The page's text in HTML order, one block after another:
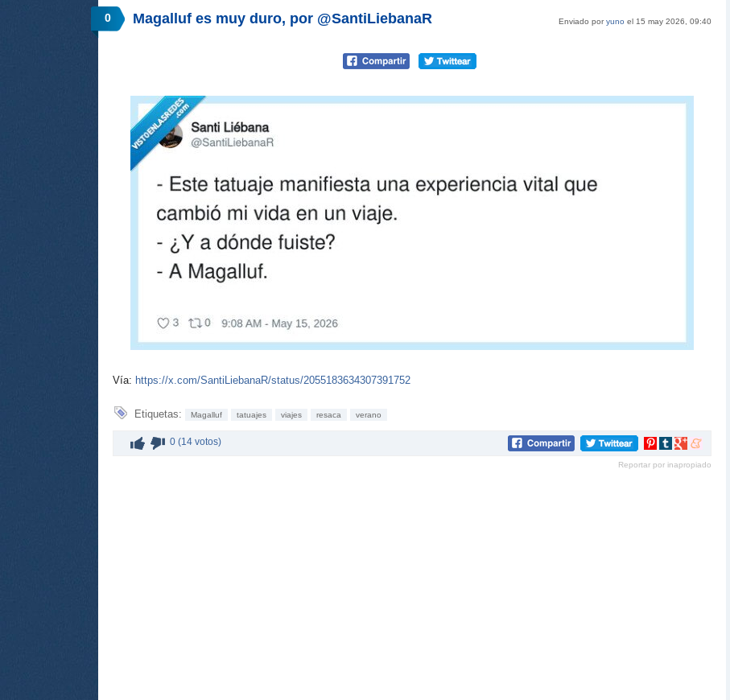
0 Enviado poryuno el 15 may 2026, 09:40
Magalluf es muy duro, por @SantiLiebanaR
Vía: https://x.com/SantiLiebanaR/status/2055183634307391752
Etiquetas: Magalluf tatuajes viajes resaca verano
0 (14 votos)
Compartir
Pinterest
Compartir
tumblr
Compartir
Google+
Compartir
meneame
Reportar por inapropiado